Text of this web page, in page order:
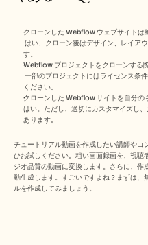
クローンした Webflow ウェブサイトは
す。
Webflow プロジェクトをクローンする
ください。
クローンした Webflow サイトを自分の
はい。ただし、適切にカスタマイズし
あります。
チュートリアル動画を作成したい講師や
ひお試しください。粗い画面録画を、視聴
ジオ品質の動画に変換します。さらに、
動生成します。すごいですよね？まずは、
ルを作成してみましょう。